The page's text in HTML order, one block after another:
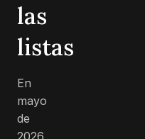
las
listas
En
mayo
de
2026,